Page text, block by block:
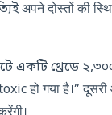
दोस्तों की
থ্রেডে ২,৩০০
toxic हो गया है।”